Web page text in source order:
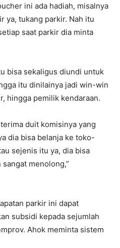
ini ada hadiah, misalnya
ya, tukang parkir. Nah itu
saat parkir dia minta
bisa sekaligus diundi untuk
itu dinilainya jadi win-win
hingga pemilik kendaraan.
duit komisinya yang
dia bisa belanja ke toko-
sejenis itu ya, dia bisa
menolong,”
parkir ini dapat
subsidi kepada sejumlah
Ahok meminta sistem